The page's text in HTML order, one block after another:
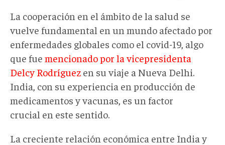
La cooperación en el ámbito de la salud se
vuelve fundamental en un mundo afectado por
enfermedades globales como el covid-19, algo
que fue mencionado por la vicepresidenta
Delcy Rodríguez en su viaje a Nueva Delhi.
India, con su experiencia en producción de
medicamentos y vacunas, es un factor
crucial en este sentido.
La creciente relación económica entre India y